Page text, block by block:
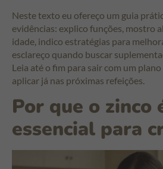
Neste texto eu ofereço um guia
evidências: explico funções, mostro
idade, indico estratégias para
esclareço quando buscar
Leia até o fim para sair com um
aplicar já nas próximas refeições.
Por que o zinco
essencial para